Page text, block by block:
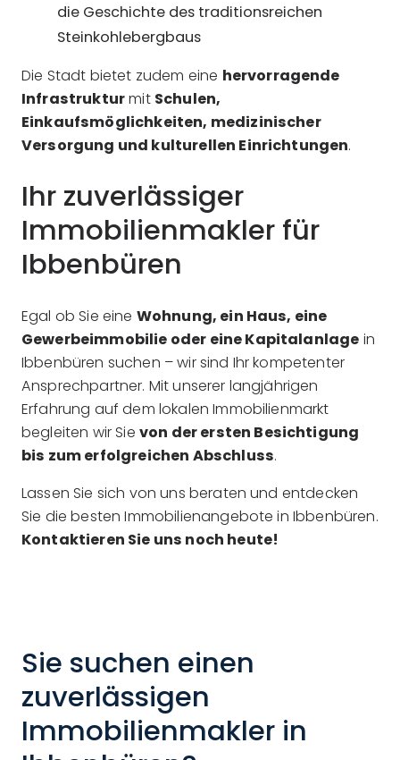
die Geschichte des traditionsreichen
Steinkohlebergbaus
Die Stadt bietet zudem eine hervorragende
Infrastrukturmit Schulen,
Einkaufsmöglichkeiten, medizinischer
Versorgung und kulturellen Einrichtungen.
Ihr zuverlässiger
Immobilienmakler für
Ibbenbüren
Egal ob Sie eine Wohnung, ein Haus, eine
Gewerbeimmobilie oder eine Kapitalanlage in
Ibbenbüren suchen – wir sind Ihr kompetenter
Ansprechpartner. Mit unserer langjährigen
Erfahrung auf dem lokalen Immobilienmarkt
begleiten wir Sie von der ersten Besichtigung
bis zum erfolgreichen Abschluss.
Lassen Sie sich von uns beraten und entdecken
Sie die besten Immobilienangebote in Ibbenbüren.
Kontaktieren Sie uns noch heute!
Sie suchen einen
zuverlässigen
Immobilienmakler in